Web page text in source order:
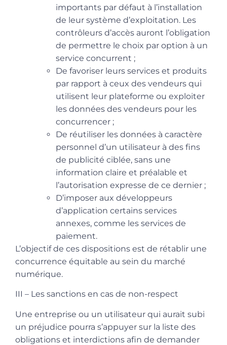
importants par défaut à l’installation
de leur système d’exploitation. Les
contrôleurs d’accès auront l’obligation
de permettre le choix par option à un
service concurrent ;
De favoriser leurs services et produits
par rapport à ceux des vendeurs qui
utilisent leur plateforme ou exploiter
les données des vendeurs pour les
concurrencer ;
De réutiliser les données à caractère
personnel d’un utilisateur à des fins
de publicité ciblée, sans une
information claire et préalable et
l’autorisation expresse de ce dernier ;
D’imposer aux développeurs
d’application certains services
annexes, comme les services de
paiement.
L’objectif de ces dispositions est de rétablir une
concurrence équitable au sein du marché
numérique.
III – Les sanctions en cas de non-respect
Une entreprise ou un utilisateur qui aurait subi
un préjudice pourra s’appuyer sur la liste des
obligations et interdictions afin de demander